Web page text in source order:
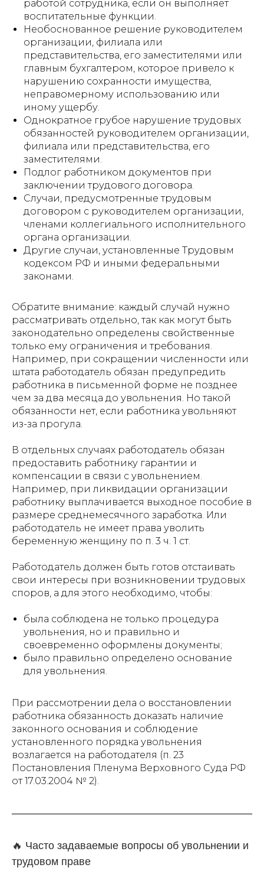
работой сотрудника, если он выполняет
воспитательные функции.
Необоснованное решение руководителем
организации, филиала или
представительства, его заместителями или
главным бухгалтером, которое привело к
нарушению сохранности имущества,
неправомерному использованию или
иному ущербу.
Однократное грубое нарушение трудовых
обязанностей руководителем организации,
филиала или представительства, его
заместителями.
Подлог работником документов при
заключении трудового договора.
Случаи, предусмотренные трудовым
договором с руководителем организации,
членами коллегиального исполнительного
органа организации.
Другие случаи, установленные Трудовым
кодексом РФ и иными федеральными
законами.
Обратите внимание: каждый случай нужно
рассматривать отдельно, так как могут быть
законодательно определены свойственные
только ему ограничения и требования.
Например, при сокращении численности или
штата работодатель обязан предупредить
работника в письменной форме не позднее
чем за два месяца до увольнения. Но такой
обязанности нет, если работника увольняют
из-за прогула.
В отдельных случаях работодатель обязан
предоставить работнику гарантии и
компенсации в связи с увольнением.
Например, при ликвидации организации
работнику выплачивается выходное пособие в
размере среднемесячного заработка. Или
работодатель не имеет права уволить
беременную женщину по п. 3 ч. 1 ст.
Работодатель должен быть готов отстаивать
свои интересы при возникновении трудовых
споров, а для этого необходимо, чтобы:
была соблюдена не только процедура
увольнения, но и правильно и
своевременно оформлены документы;
было правильно определено основание
для увольнения.
При рассмотрении дела о восстановлении
работника обязанность доказать наличие
законного основания и соблюдение
установленного порядка увольнения
возлагается на работодателя (п. 23
Постановления Пленума Верховного Суда РФ
от 17.03.2004 № 2).
🔥 Часто задаваемые вопросы об увольнении и
трудовом праве